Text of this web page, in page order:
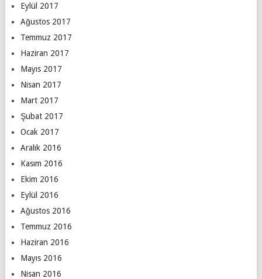
Eylül 2017
Ağustos 2017
Temmuz 2017
Haziran 2017
Mayıs 2017
Nisan 2017
Mart 2017
Şubat 2017
Ocak 2017
Aralık 2016
Kasım 2016
Ekim 2016
Eylül 2016
Ağustos 2016
Temmuz 2016
Haziran 2016
Mayıs 2016
Nisan 2016